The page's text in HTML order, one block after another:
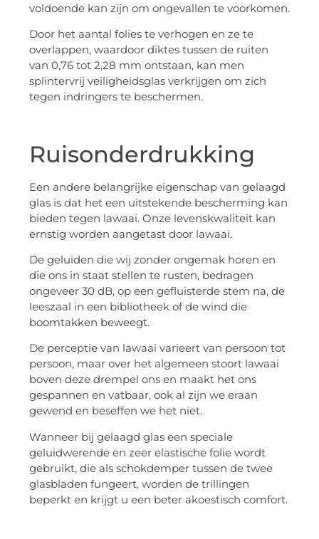
voldoende kan zijn om ongevallen te voorkomen.
Door het aantal folies te verhogen en ze te
overlappen, waardoor diktes tussen de ruiten
van 0,76 tot 2,28 mm ontstaan, kan men
splintervrij veiligheidsglas verkrijgen om zich
tegen indringers te beschermen.
Ruisonderdrukking
Een andere belangrijke eigenschap van gelaagd
glas is dat het een uitstekende bescherming kan
bieden tegen lawaai. Onze levenskwaliteit kan
ernstig worden aangetast door lawaai.
De geluiden die wij zonder ongemak horen en
die ons in staat stellen te rusten, bedragen
ongeveer 30 dB, op een gefluisterde stem na, de
leeszaal in een bibliotheek of de wind die
boomtakken beweegt.
De perceptie van lawaai varieert van persoon tot
persoon, maar over het algemeen stoort lawaai
boven deze drempel ons en maakt het ons
gespannen en vatbaar, ook al zijn we eraan
gewend en beseffen we het niet.
Wanneer bij gelaagd glas een speciale
geluidwerende en zeer elastische folie wordt
gebruikt, die als schokdemper tussen de twee
glasbladen fungeert, worden de trillingen
beperkt en krijgt u een beter akoestisch comfort.